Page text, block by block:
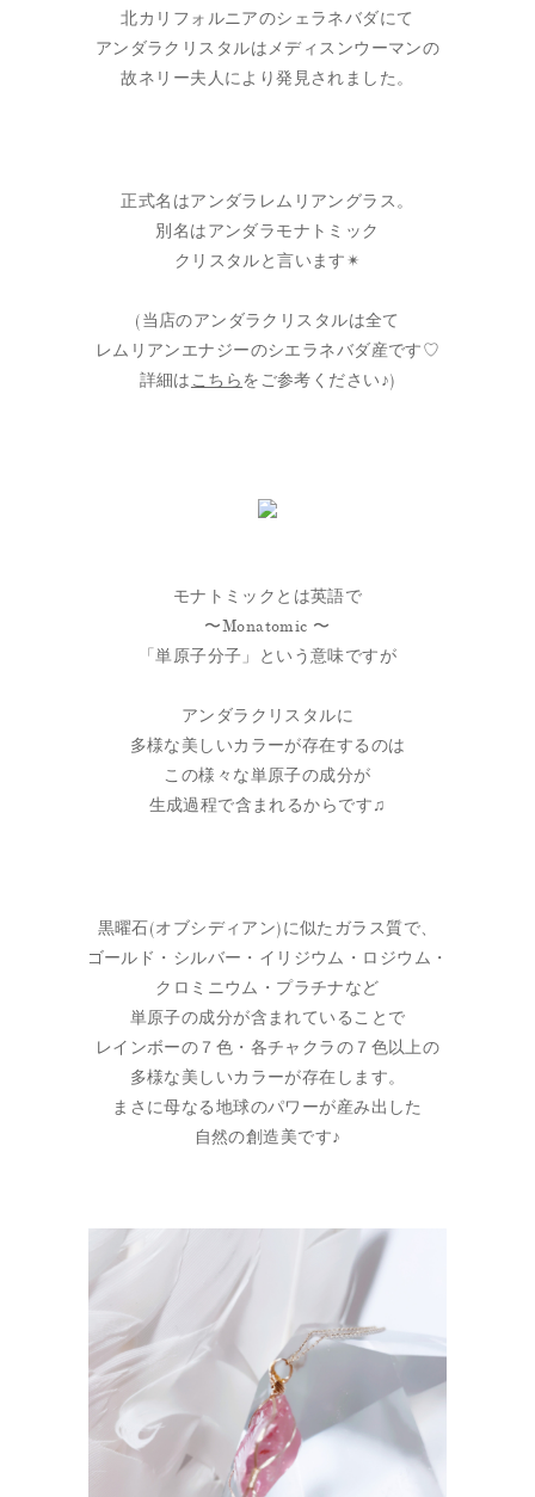
北カリフォルニアのシェラネバダにて
アンダラクリスタルはメディスンウーマンの
故ネリー夫人により発見されました。
正式名はアンダラレムリアングラス。
別名はアンダラモナトミック
クリスタルと言います✴︎
(当店のアンダラクリスタルは全て
レムリアンエナジーのシエラネバダ産です♡
詳細は こちらをご参考ください♪)
モナトミックとは英語で
〜Monatomic 〜
「単原子分子」という意味ですが
アンダラクリスタルに
多様な美しいカラーが存在するのは
この様々な単原子の成分が
生成過程で含まれるからです♫
黒曜石(オブシディアン)に似たガラス質で、
ゴールド・シルバー・イリジウム・ロジウム・
クロミニウム・プラチナなど
単原子の成分が含まれていることで
レインボーの７色・各チャクラの７色以上の
多様な美しいカラーが存在します。
まさに母なる地球のパワーが産み出した
自然の創造美です♪